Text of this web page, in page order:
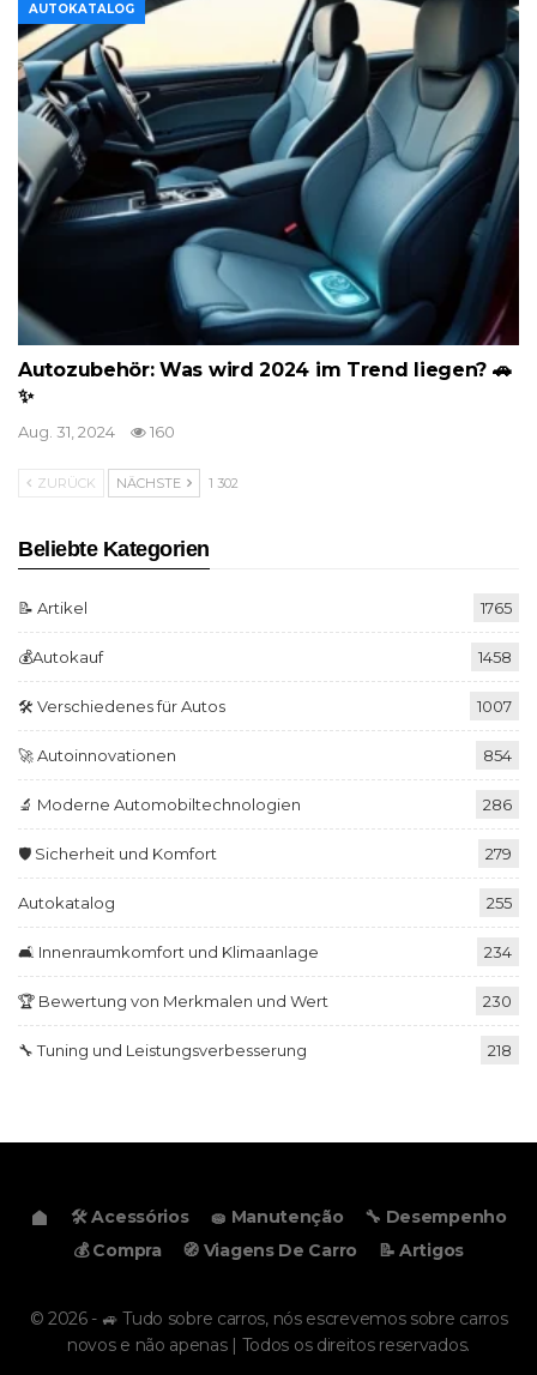
AUTOKATALOG
Autozubehör: Was wird 2024 im Trend liegen? 🚗
✨
Aug. 31, 2024 160
ZURÜCK NÄCHSTE 1 302
Beliebte Kategorien
📝 Artikel 1765
💰Autokauf 1458
🛠️ Verschiedenes für Autos 1007
🚀 Autoinnovationen 854
🔬 Moderne Automobiltechnologien 286
🛡️ Sicherheit und Komfort 279
Autokatalog 255
🛋️ Innenraumkomfort und Klimaanlage 234
🏆 Bewertung von Merkmalen und Wert 230
🔧 Tuning und Leistungsverbesserung 218
🛠️ Acessórios 🧽 Manutenção
🔧 Desempenho
💰 Compra
🧭 Viagens De Carro 📝 Artigos
© 2026 - 🚙 Tudo sobre carros, nós escrevemos sobre carros
novos e não apenas | Todos os direitos reservados.